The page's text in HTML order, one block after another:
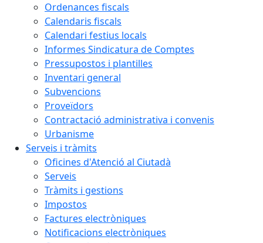
Ordenances fiscals
Calendaris fiscals
Calendari festius locals
Informes Sindicatura de Comptes
Pressupostos i plantilles
Inventari general
Subvencions
Proveïdors
Contractació administrativa i convenis
Urbanisme
Serveis i tràmits
Oficines d'Atenció al Ciutadà
Serveis
Tràmits i gestions
Impostos
Factures electròniques
Notificacions electròniques